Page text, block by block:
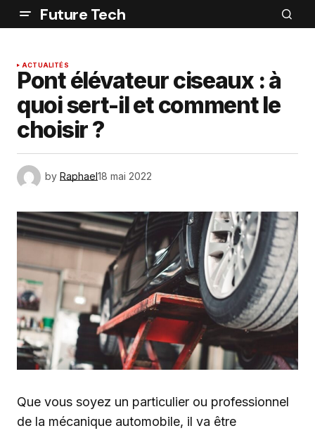
Future Tech
ACTUALITÉS
Pont élévateur ciseaux : à
quoi sert-il et comment le
choisir ?
by Raphael18 mai 2022
Que vous soyez un particulier ou professionnel
de la mécanique automobile, il va être